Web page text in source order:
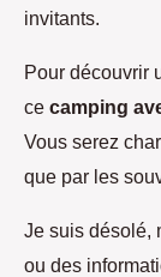
invitants.
Pour découvrir
ce camping
Vous serez
que par les
Je suis désolé,
ou des